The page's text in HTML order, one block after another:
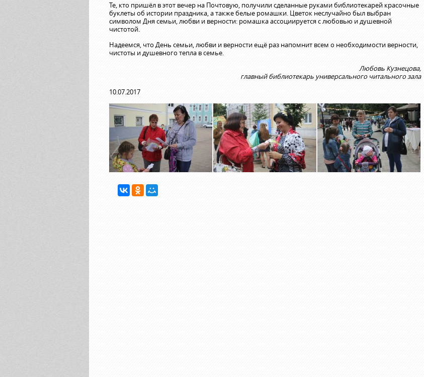
Те, кто пришёл в этот вечер на Почтовую, получили сделанные руками библиотекарей красочные
буклеты об истории праздника, а также белые ромашки. Цветок неслучайно был выбран
символом Дня семьи, любви и верности: ромашка ассоциируется с любовью и душевной
чистотой.
Надеемся, что День семьи, любви и верности ещё раз напомнит всем о необходимости верности,
чистоты и душевного тепла в семье.
Любовь Кузнецова,
главный библиотекарь универсального читального зала
10.07.2017